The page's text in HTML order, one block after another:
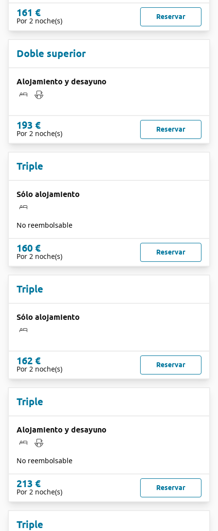
161 €
Por 2 noche(s) Reservar
Doble superior
Alojamiento y desayuno
193 €
Por 2 noche(s) Reservar
Triple
Sólo alojamiento
No reembolsable
160 €
Por 2 noche(s) Reservar
Triple
Sólo alojamiento
162 €
Por 2 noche(s) Reservar
Triple
Alojamiento y desayuno
No reembolsable
213 €
Por 2 noche(s) Reservar
Triple